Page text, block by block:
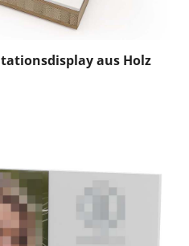
aus Holz